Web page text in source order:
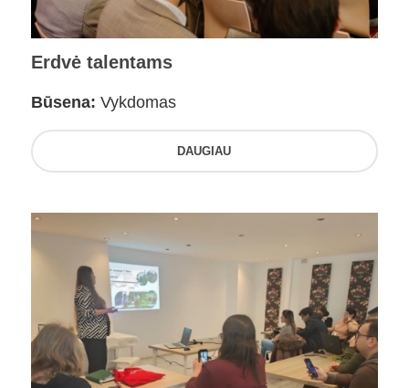
Erdvė talentams
Būsena: Vykdomas
DAUGIAU